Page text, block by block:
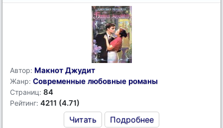
Автор: Макнот Джудит
Жанр: Современные любовные романы
Страниц: 84
Рейтинг: 4211 (4.71)
Читать Подробнее